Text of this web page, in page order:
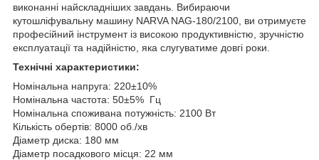
виконанні найскладніших завдань. Вибираючи
кутошліфувальну машину NARVA NAG-180/2100, ви отримуєте
професійний інструмент із високою продуктивністю, зручністю
експлуатації та надійністю, яка слугуватиме довгі роки.
Технічні характеристики:
Номінальна напруга: 220±10%
Номінальна частота: 50±5% Гц
Номінальна споживана потужність: 2100 Вт
Кількість обертів: 8000 об./хв
Діаметр диска: 180 мм
Діаметр посадкового місця: 22 мм